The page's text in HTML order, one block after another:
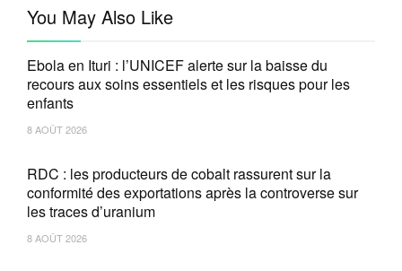
You May Also Like
Ebola en Ituri : l’UNICEF alerte sur la baisse du
recours aux soins essentiels et les risques pour les
enfants
8 AOÛT 2026
RDC : les producteurs de cobalt rassurent sur la
conformité des exportations après la controverse sur
les traces d’uranium
8 AOÛT 2026